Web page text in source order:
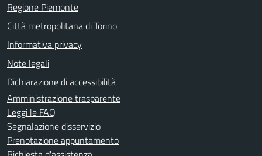
Regione Piemonte
Città metropolitana di Torino
Informativa privacy
Note legali
Dichiarazione di accessibilità
Amministrazione trasparente
Leggi le FAQ
Segnalazione disservizio
Prenotazione appuntamento